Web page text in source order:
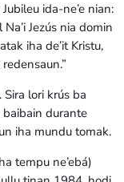
ida-ne’e nian:
Jezús nia domin
iha de’it Kristu,
Sira lori krús ba
baibain durante
iha mundu tomak.
tempu ne’ebá)